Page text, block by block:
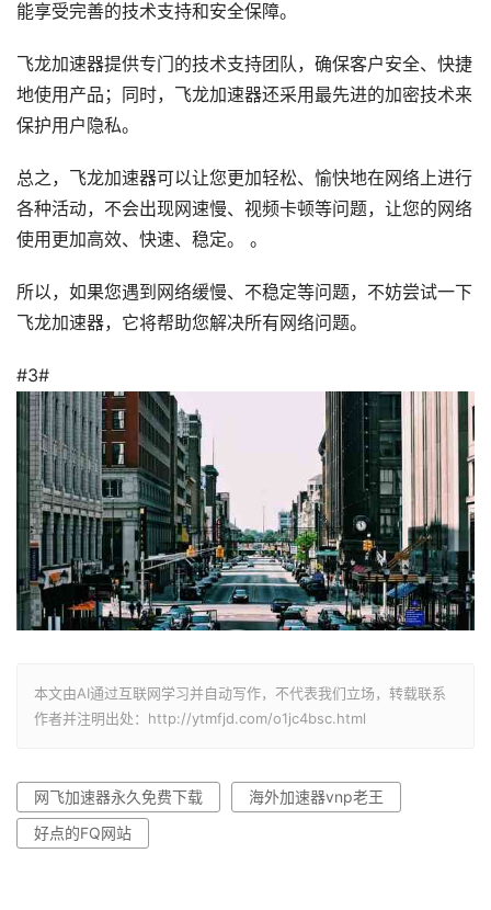
能享受完善的技术支持和安全保障。
飞龙加速器提供专门的技术支持团队，确保客户安全、快捷
地使用产品；同时，飞龙加速器还采用最先进的加密技术来
保护用户隐私。
总之，飞龙加速器可以让您更加轻松、愉快地在网络上进行
各种活动，不会出现网速慢、视频卡顿等问题，让您的网络
使用更加高效、快速、稳定。 。
所以，如果您遇到网络缓慢、不稳定等问题，不妨尝试一下
飞龙加速器，它将帮助您解决所有网络问题。
#3#
本文由AI通过互联网学习并自动写作，不代表我们立场，转载联系
作者并注明出处：http://ytmfjd.com/o1jc4bsc.html
网飞加速器永久免费下载
海外加速器vnp老王
好点的FQ网站